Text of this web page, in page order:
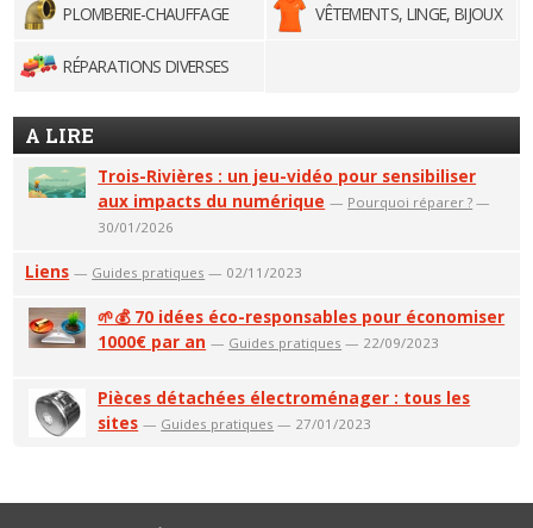
PLOMBERIE-CHAUFFAGE VÊTEMENTS, LINGE, BIJOUX
RÉPARATIONS DIVERSES
A LIRE
Trois-Rivières : un jeu-vidéo pour sensibiliser
aux impacts du numérique — Pourquoi réparer ? —
30/01/2026
Liens — Guides pratiques — 02/11/2023
🌱💰 70 idées éco-responsables pour économiser
1000€ par an — Guides pratiques — 22/09/2023
Pièces détachées électroménager : tous les
sites — Guides pratiques — 27/01/2023